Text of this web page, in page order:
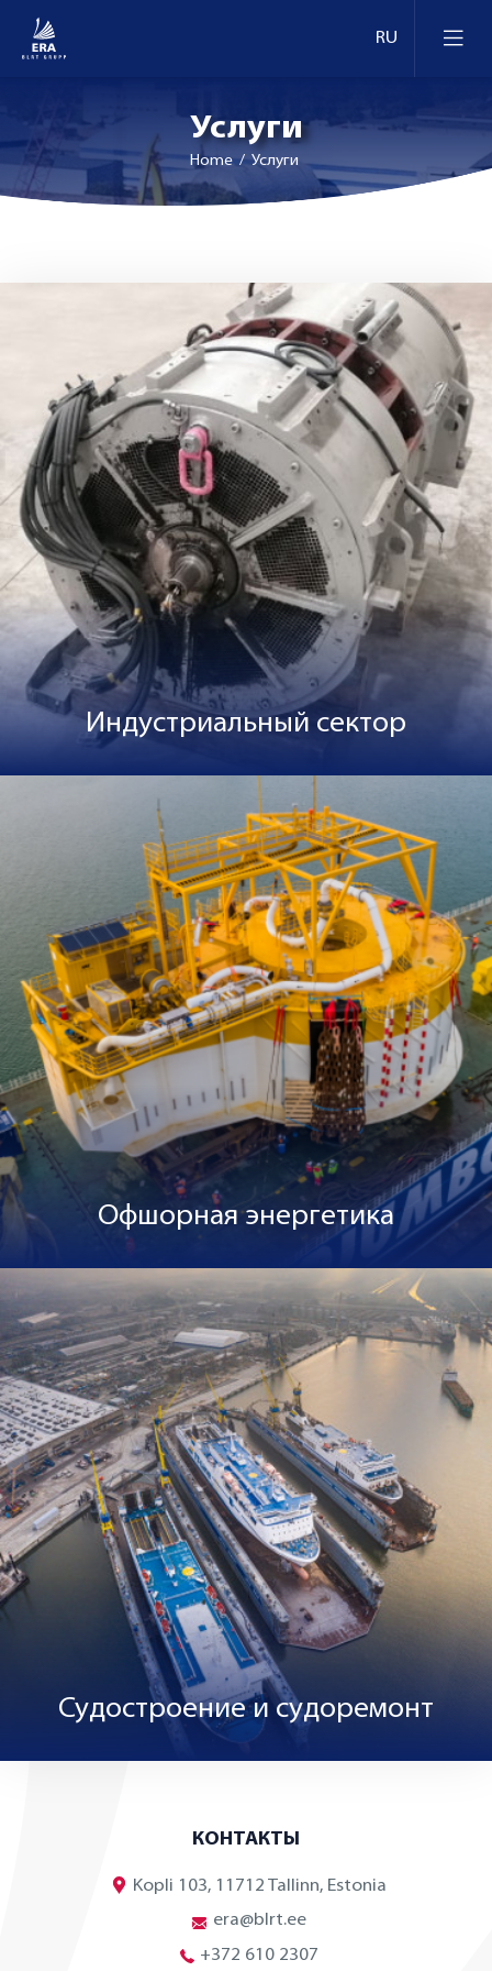
Услуги
Home/ Услуги
Индустриальный сектор
Офшорная энергетика
Судостроение и судоремонт
КОНТАКТЫ
Kopli 103, 11712 Tallinn, Estonia
era@blrt.ee
+372 610 2307